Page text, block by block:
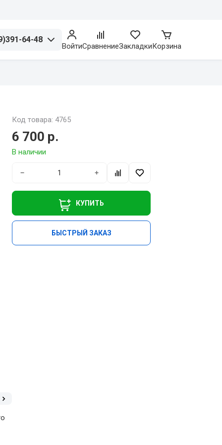
64-48
ВойтиСравнениеЗакладкиКорзина
Код товара: 4765
6 700 р.
В наличии
− +
КУПИТЬ
БЫСТРЫЙ ЗАКАЗ